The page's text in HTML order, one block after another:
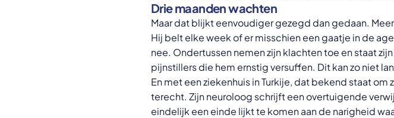
Drie maanden wachten
Maar dat blijkt eenvoudiger gezegd dan gedaan.
Hij belt elke week of er misschien een gaatje in de
nee. Ondertussen nemen zijn klachten toe en staat
pijnstillers die hem ernstig versuffen. Dit kan zo niet
En met een ziekenhuis in Turkije, dat bekend staat
terecht. Zijn neuroloog schrijft een overtuigende
eindelijk een einde lijkt te komen aan de narigheid